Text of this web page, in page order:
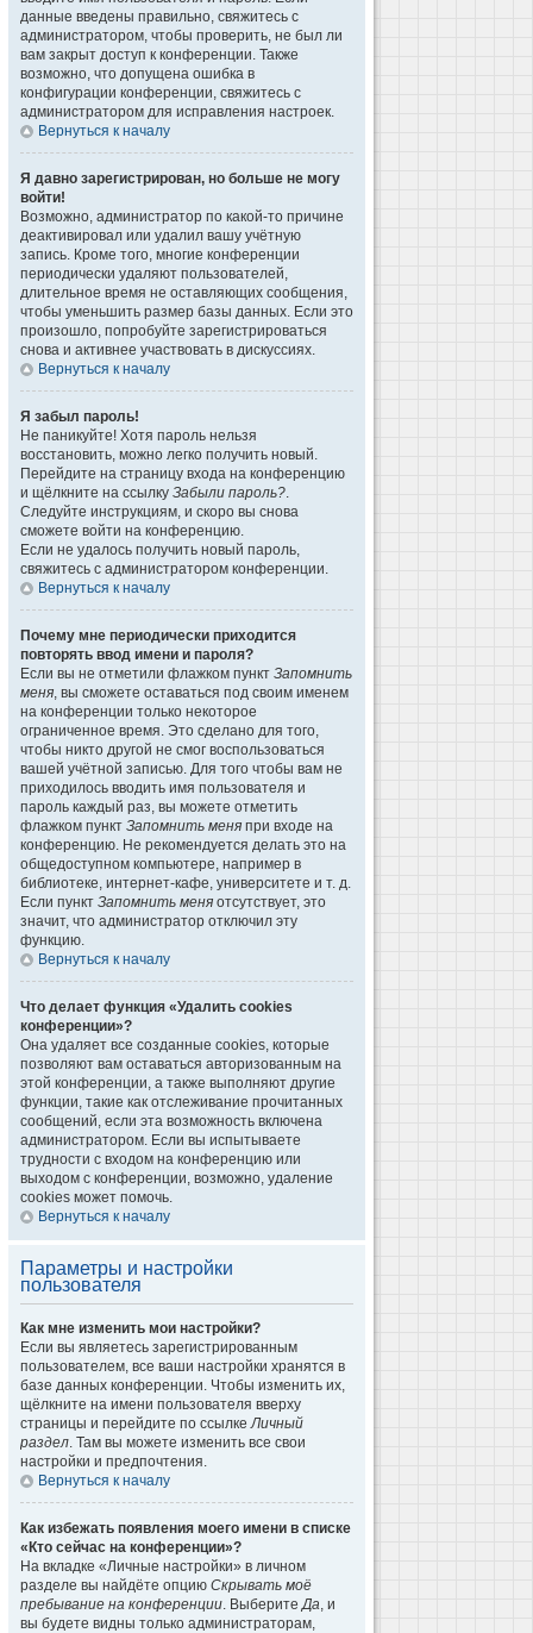
данные введены правильно, свяжитесь с
администратором, чтобы проверить, не был ли
вам закрыт доступ к конференции. Также
возможно, что допущена ошибка в
конфигурации конференции, свяжитесь с
администратором для исправления настроек.
Вернуться к началу
Я давно зарегистрирован, но больше не могу
войти!
Возможно, администратор по какой-то причине
деактивировал или удалил вашу учётную
запись. Кроме того, многие конференции
периодически удаляют пользователей,
длительное время не оставляющих сообщения,
чтобы уменьшить размер базы данных. Если это
произошло, попробуйте зарегистрироваться
снова и активнее участвовать в дискуссиях.
Вернуться к началу
Я забыл пароль!
Не паникуйте! Хотя пароль нельзя
восстановить, можно легко получить новый.
Перейдите на страницу входа на конференцию
и щёлкните на ссылку Забыли пароль?.
Следуйте инструкциям, и скоро вы снова
сможете войти на конференцию.
Если не удалось получить новый пароль,
свяжитесь с администратором конференции.
Вернуться к началу
Почему мне периодически приходится
повторять ввод имени и пароля?
Если вы не отметили флажком пункт Запомнить
меня, вы сможете оставаться под своим именем
на конференции только некоторое
ограниченное время. Это сделано для того,
чтобы никто другой не смог воспользоваться
вашей учётной записью. Для того чтобы вам не
приходилось вводить имя пользователя и
пароль каждый раз, вы можете отметить
флажком пункт Запомнить меня при входе на
конференцию. Не рекомендуется делать это на
общедоступном компьютере, например в
библиотеке, интернет-кафе, университете и т. д.
Если пункт Запомнить меня отсутствует, это
значит, что администратор отключил эту
функцию.
Вернуться к началу
Что делает функция «Удалить cookies
конференции»?
Она удаляет все созданные cookies, которые
позволяют вам оставаться авторизованным на
этой конференции, а также выполняют другие
функции, такие как отслеживание прочитанных
сообщений, если эта возможность включена
администратором. Если вы испытываете
трудности с входом на конференцию или
выходом с конференции, возможно, удаление
cookies может помочь.
Вернуться к началу
Параметры и настройки
пользователя
Как мне изменить мои настройки?
Если вы являетесь зарегистрированным
пользователем, все ваши настройки хранятся в
базе данных конференции. Чтобы изменить их,
щёлкните на имени пользователя вверху
страницы и перейдите по ссылкеЛичный
раздел. Там вы можете изменить все свои
настройки и предпочтения.
Вернуться к началу
Как избежать появления моего имени в списке
«Кто сейчас на конференции»?
На вкладке «Личные настройки» в личном
разделе вы найдёте опцию Скрывать моё
пребывание на конференции. ВыберитеДа, и
вы будете видны только администраторам,